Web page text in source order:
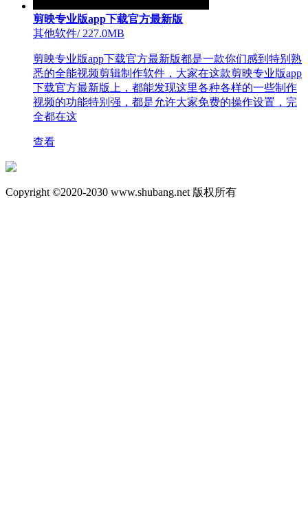
剪映专业版app下载官方最新版
其他软件/227.0MB
剪映专业版app下载官方最新版都是一款你们感到特别熟
悉的全能视频剪辑制作软件，大家在这款剪映专业版app
下载官方最新版上，都能发现这里各种各样的一些制作
视频的功能特别强，都是允许大家免费的操作设置，完
全都在这
查看
Copyright ©2020-2030 www.shubang.net 版权所有